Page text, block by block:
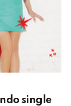
single